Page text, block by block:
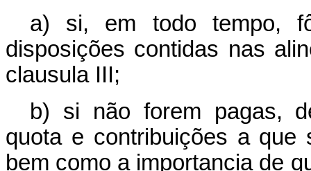
a) si, em todo tempo,
disposições contidas nas
clausula III;
b) si não forem pagas,
quota e contribuições a
bem como a importancia de